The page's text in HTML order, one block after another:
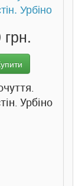
Урбіно